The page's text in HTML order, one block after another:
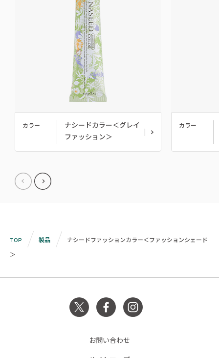
カラー
ナシードカラー＜グレイ
ファッション＞
カラー
TOP 製品
ナシードファッションカラー＜ファッションシェード
＞
お問い合わせ